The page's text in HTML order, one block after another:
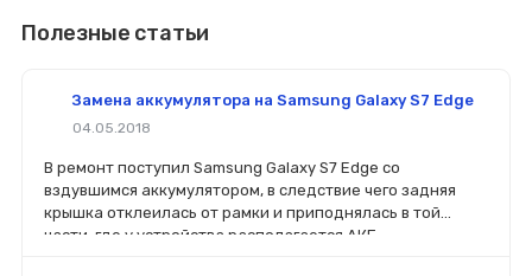
Полезные статьи
Замена аккумулятора на Samsung Galaxy S7 Edge
04.05.2018
В ремонт поступил Samsung Galaxy S7 Edge со
вздувшимся аккумулятором, в следствие чего задняя
крышка отклеилась от рамки и приподнялась в той
части, где у устройства располагается АКБ.